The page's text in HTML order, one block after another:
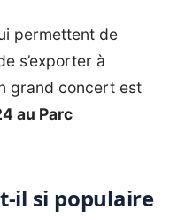
permettent de
s’exporter à
grand concert est
au Parc
il si populaire